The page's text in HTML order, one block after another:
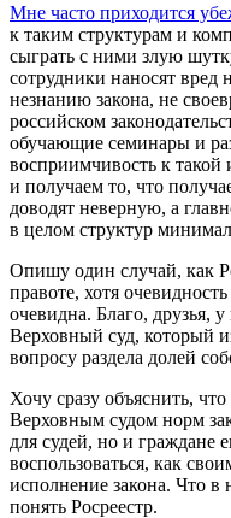
Мне часто приходится
к таким структурам и
сыграть с ними злую
сотрудники наносят вред
незнанию закона, не
российском
обучающие семинары и
восприимчивость к
и получаем то, что
доводят неверную, а
в целом структур
Опишу один случай, как
правоте, хотя
очевидна. Благо, друзья, у
Верховный суд, который
вопросу раздела долей
Хочу сразу объяснить,
Верховным судом норм
для судей, но и граждане
воспользоваться, как
исполнение закона. Что в
понять Росреестр.